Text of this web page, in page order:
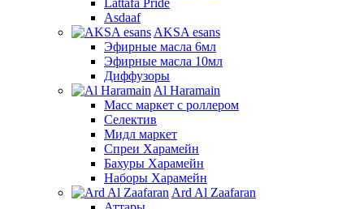
Lattafa Pride
Asdaaf
AKSA esans
Эфирные масла 6мл
Эфирные масла 10мл
Диффузоры
Al Haramain
Масс маркет с роллером
Селектив
Мидл маркет
Спреи Харамейн
Бахуры Харамейн
Наборы Харамейн
Ard Al Zaafaran